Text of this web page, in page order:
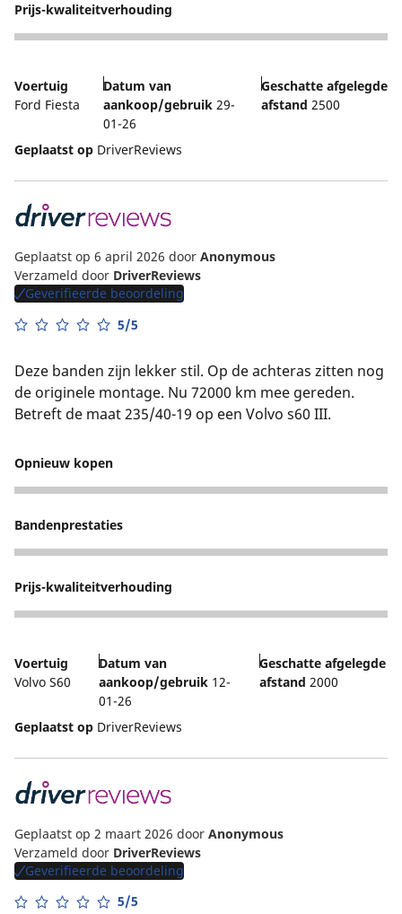
Prijs-kwaliteitverhouding
5
Voertuig
Ford Fiesta
Datum van
aankoop/gebruik29-
01-26
Geschatte afgelegde
afstand 2500
Geplaatst op DriverReviews
Geplaatst op 6 april 2026 door Anonymous
Verzameld door DriverReviews
Geverifieerde beoordeling
5/5
Deze banden zijn lekker stil. Op de achteras zitten nog
de originele montage. Nu 72000 km mee gereden.
Betreft de maat 235/40-19 op een Volvo s60 III.
Opnieuw kopen
5
Bandenprestaties
4
Prijs-kwaliteitverhouding
5
Voertuig
Volvo S60
Datum van
aankoop/gebruik 12-
01-26
Geschatte afgelegde
afstand 2000
Geplaatst op DriverReviews
Geplaatst op 2 maart 2026 door Anonymous
Verzameld door DriverReviews
Geverifieerde beoordeling
5/5